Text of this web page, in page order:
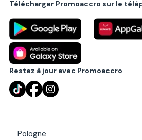
Villes principales
Politique de confidentialité
Règlements
Partenariat B2B
Blog
Contact
Télécharger Promoaccro sur le
Restez à jour avec Promoaccro
Pologne